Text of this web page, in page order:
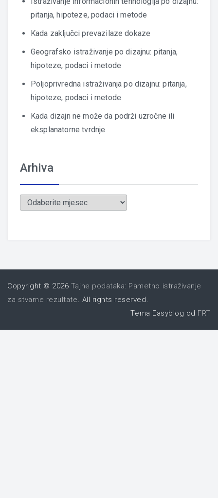
pitanja, hipoteze, podaci i metode
Kada zaključci prevazilaze dokaze
Geografsko istraživanje po dizajnu: pitanja,
hipoteze, podaci i metode
Poljoprivredna istraživanja po dizajnu: pitanja,
hipoteze, podaci i metode
Kada dizajn ne može da podrži uzročne ili
eksplanatorne tvrdnje
Arhiva
Arhiva
Copyright © 2026 Tajne podataka: Pametno istraživanje
za stvarne rezultate. All rights reserved.
Tema Easyblog od FRT